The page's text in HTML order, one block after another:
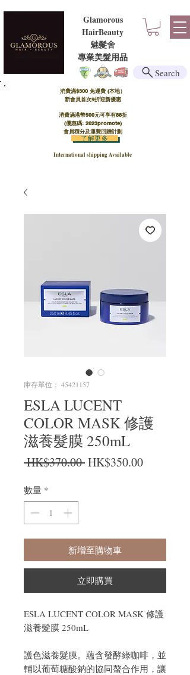
Glamorous
HairBeauty
魅髮舍
​​專業美髮用品
消費滿$300 免運費 (本地）​
新會員首次9折迎新優惠
消費滿港幣500元可享有88折
(優惠碼: 2023promote)
會員積分及運費回贈計劃
International shipping Available
了解更多
Search
庫存單位： 45421157
ESLA LUCENT
COLOR MASK 修護
滋養髮膜 250mL
HK$370.00 一般價格
HK$350.00促銷價格
數量 *
新增至購物車
立即購買
ESLA LUCENT COLOR MASK 修護
滋養髮膜 250mL
護色滋養髮膜。蘊含發酵綠咖啡，並
輔以葡萄糖酸鈉的協同螯合作用，讓